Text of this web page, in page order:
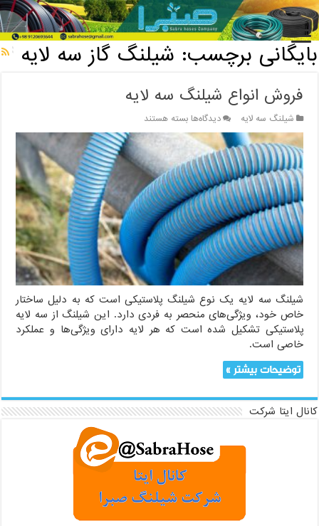
خانه / بایگانی برچسب: شیلنگ گاز سه لایه
بایگانی برچسب: شیلنگ گاز سه لایه
فروش انواع شیلنگ سه لایه
شیلنگ سه لایه دیدگاه‌هابرای
فروش
انواع
شیلنگ
سه
لایه
بسته هستند
شیلنگ سه لایه یک نوع شیلنگ پلاستیکی است که به دلیل ساختار
خاص خود، ویژگی‌های منحصر به فردی دارد. این شیلنگ از سه لایه
پلاستیکی تشکیل شده است که هر لایه دارای ویژگی‌ها و عملکرد
خاصی است.
توضیحات بیشتر »
کانال ایتا شرکت